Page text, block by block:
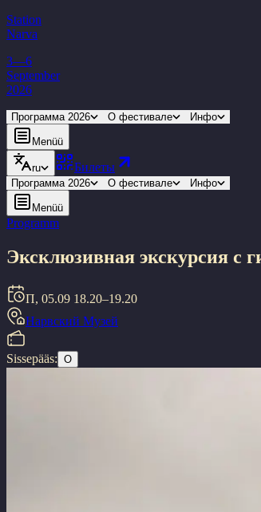
Station
Narva
3—6
September
2026
Программа 2026 О фестивале Инфо
Menüü
ru Билеты
Программа 2026 О фестивале Инфо
Menüü
Programm
Эксклюзивная экскурсия с
П, 05.09 18.20–19.20
Нарвский Музей
Sissepääs: O